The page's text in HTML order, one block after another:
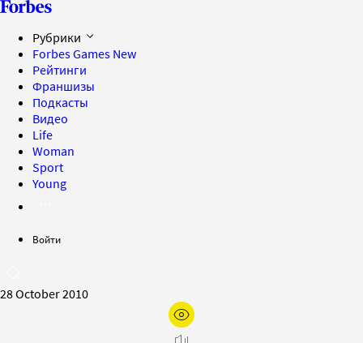
Рубрики
Forbes Games New
Рейтинги
Франшизы
Подкасты
Видео
Life
Woman
Sport
Young
Войти
28 October 2010